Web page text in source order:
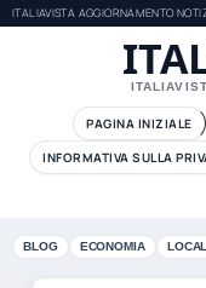
ITALIAVISTA AGGIORNAMENTO
PAGINA INIZIALE
INFORMATIVA SULLA
BLOG ECONOMIA